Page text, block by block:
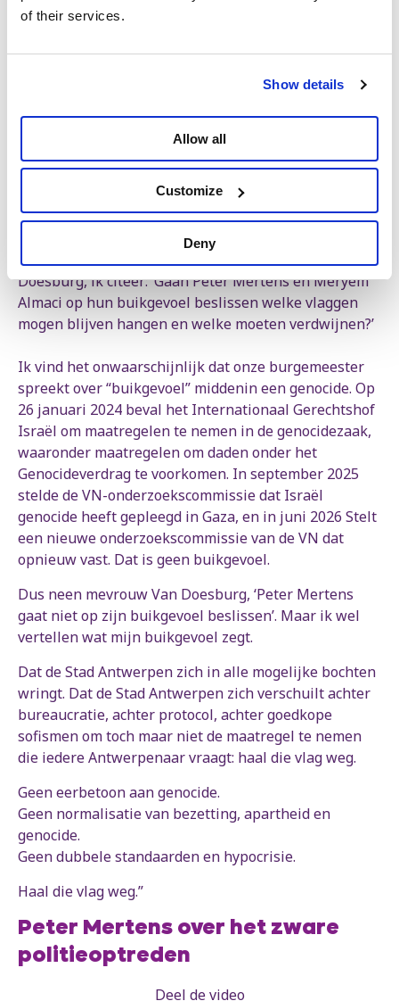
of their services.
Show details
Allow all
Customize
Deny
Voor mevrouw Van Doesburg tellen de uitspraken van
Onafhankelijke Onderzoekscommissie van de
Verenigde Naties spreekt opnieuw over genocide.
Over misdaden tegen de menselijkheid. Over
oorlogsmisdaden. Over foltering, vernedering,
seksueel geweld tegen kinderen in detentie. Over
kinderen die sterven van honger omdat voeding en
medische zorg niet beschikbaar zijn. Over scholen,
weeshuizen, speelplaatsen en ziekenhuizen die
worden vernietigd.
Dat zijn de feiten. Maar wat zegt burgemeester Van
Doesburg, ik citeer: ‘Gaan Peter Mertens en Meryem
Almaci op hun buikgevoel beslissen welke vlaggen
mogen blijven hangen en welke moeten verdwijnen?’
Ik vind het onwaarschijnlijk dat onze burgemeester
spreekt over “buikgevoel” middenin een genocide. Op
26 januari 2024 beval het Internationaal Gerechtshof
Israël om maatregelen te nemen in de genocidezaak,
waaronder maatregelen om daden onder het
Genocideverdrag te voorkomen. In september 2025
stelde de VN-onderzoekscommissie dat Israël
genocide heeft gepleegd in Gaza, en in juni 2026 Stelt
een nieuwe onderzoekscommissie van de VN dat
opnieuw vast. Dat is geen buikgevoel.
Dus neen mevrouw Van Doesburg, ‘Peter Mertens
gaat niet op zijn buikgevoel beslissen’. Maar ik wel
vertellen wat mijn buikgevoel zegt.
Dat de Stad Antwerpen zich in alle mogelijke bochten
wringt. Dat de Stad Antwerpen zich verschuilt achter
bureaucratie, achter protocol, achter goedkope
sofismen om toch maar niet de maatregel te nemen
die iedere Antwerpenaar vraagt: haal die vlag weg.
Geen eerbetoon aan genocide.
Geen normalisatie van bezetting, apartheid en
genocide.
Geen dubbele standaarden en hypocrisie.
Haal die vlag weg.”
Peter Mertens over het zware
politieoptreden
Deel de video